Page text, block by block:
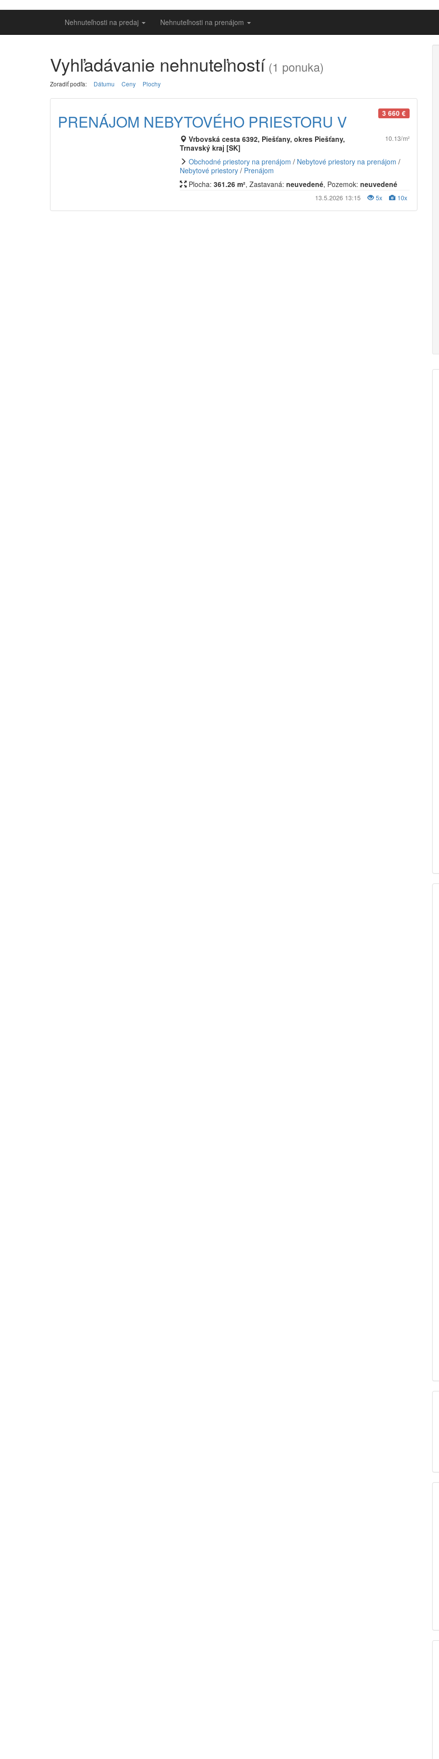
Nehnuteľnosti na predaj Nehnuteľnosti na prenájom
Vyhľadávanie nehnuteľností (1 ponuka)
Zoradiť podľa: Dátumu Ceny Plochy
PRENÁJOM NEBYTOVÉHO PRIESTORU V 3 660 €
Vrbovská cesta 6392, Piešťany, okres Piešťany,
Trnavský kraj [SK]
10.13/m²
Obchodné priestory na prenájom / Nebytové priestory na prenájom /
Nebytové priestory / Prenájom
Plocha:361.26 m², Zastavaná:neuvedené, Pozemok:neuvedené
13.5.2026 13:15 5x 10x